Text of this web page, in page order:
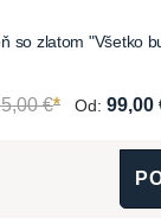
so zlatom "Všetko
€* Od: 99,00